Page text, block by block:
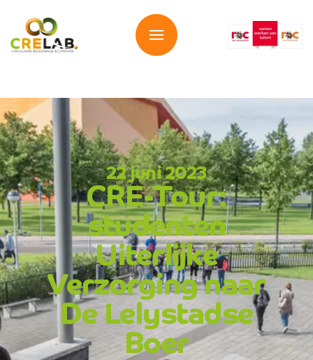
Overslaan en naar de inhoud gaan
22 juni 2023
CRE-Tour:
studenten
Uiterlijke
Verzorging naar
De Lelystadse
Boer